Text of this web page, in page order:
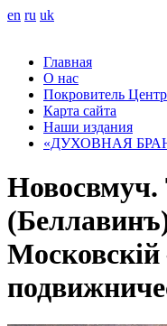
en ru uk
Главная
О нас
Покровитель
Карта сайта
Наши издания
«ДУХОВНАЯ
Новосвмуч.